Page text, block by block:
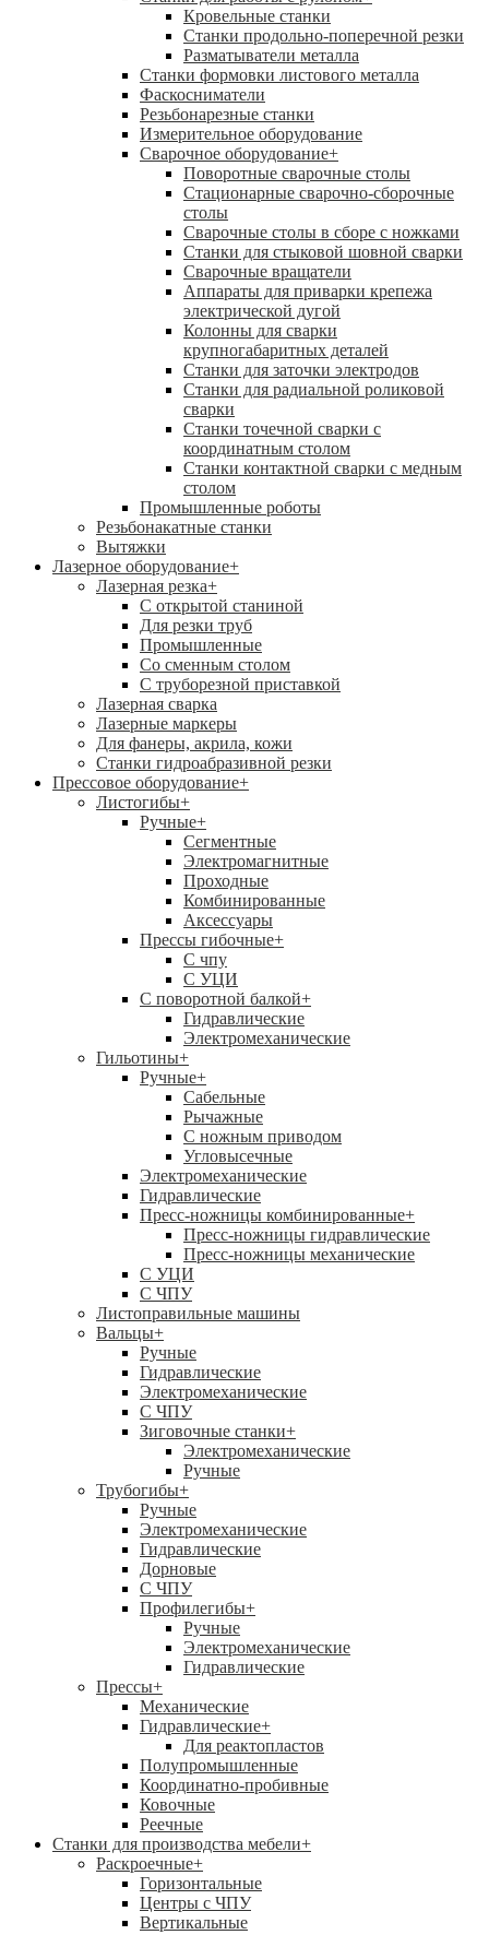
Кровельные станки
Станки продольно-поперечной резки
Разматыватели металла
Станки формовки листового металла
Фаскосниматели
Резьбонарезные станки
Измерительное оборудование
Сварочное оборудование+
Поворотные сварочные столы
Стационарные сварочно-сборочные
столы
Сварочные столы в сборе с ножками
Станки для стыковой шовной сварки
Сварочные вращатели
Аппараты для приварки крепежа
электрической дугой
Колонны для сварки
крупногабаритных деталей
Станки для заточки электродов
Станки для радиальной роликовой
сварки
Станки точечной сварки с
координатным столом
Станки контактной сварки с медным
столом
Промышленные роботы
Резьбонакатные станки
Вытяжки
Лазерное оборудование+
Лазерная резка+
С открытой станиной
Для резки труб
Промышленные
Со сменным столом
С труборезной приставкой
Лазерная сварка
Лазерные маркеры
Для фанеры, акрила, кожи
Станки гидроабразивной резки
Прессовое оборудование+
Листогибы+
Ручные+
Сегментные
Электромагнитные
Проходные
Комбинированные
Аксессуары
Прессы гибочные+
C чпу
С УЦИ
С поворотной балкой+
Гидравлические
Электромеханические
Гильотины+
Ручные+
Сабельные
Рычажные
С ножным приводом
Угловысечные
Электромеханические
Гидравлические
Пресс-ножницы комбинированные+
Пресс-ножницы гидравлические
Пресс-ножницы механические
С УЦИ
С ЧПУ
Листоправильные машины
Вальцы+
Ручные
Гидравлические
Электромеханические
С ЧПУ
Зиговочные станки+
Электромеханические
Ручные
Трубогибы+
Ручные
Электромеханические
Гидравлические
Дорновые
С ЧПУ
Профилегибы+
Ручные
Электромеханические
Гидравлические
Прессы+
Механические
Гидравлические+
Для реактопластов
Полупромышленные
Координатно-пробивные
Ковочные
Реечные
Станки для производства мебели+
Раскроечные+
Горизонтальные
Центры с ЧПУ
Вертикальные